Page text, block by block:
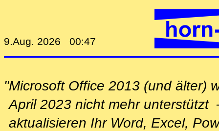
9.Aug. 2026 00:47
"Microsoft Office 2013 (und älter)
April 2023 nicht mehr
aktualisieren Ihr Word, Excel,